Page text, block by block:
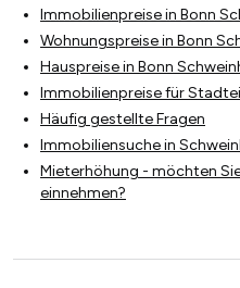
Immobilienpreise in Bonn
Wohnungspreise in Bonn
Hauspreise in Bonn
Immobilienpreise für
Häufig gestellte Fragen
Immobiliensuche in
Mieterhöhung - möchten
einnehmen?